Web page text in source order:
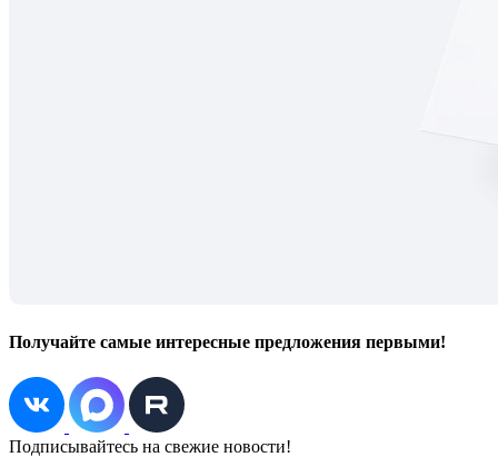
Получайте самые интересные предложения первыми!
Подписывайтесь на свежие новости!